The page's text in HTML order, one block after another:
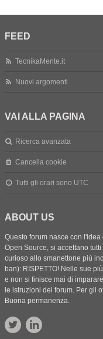
FEED
TecnikaMente.it
Nuovi argomenti
VAI ALLA PAGINA
Ricerca avanzata
Cancella cookie
Tutti gli orari sono UTC
ABOUT US
Questo forum nasce con
Open Source, si accettano
curioso allo smanettone più
ban): RISPETTO! Nelle sue
e non si finisce mai di
le istruzioni del forum. Per gli
Buona permanenza.